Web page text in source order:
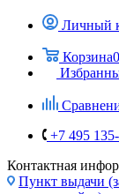
Личный
Корзина0
+7 495
Контактная
Пункт выдачи